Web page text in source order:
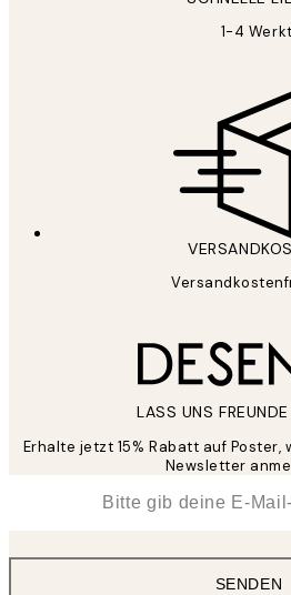
1-4
LASS UNS
Erhalte jetzt 15% Rabatt auf
Newsletter
SENDEN